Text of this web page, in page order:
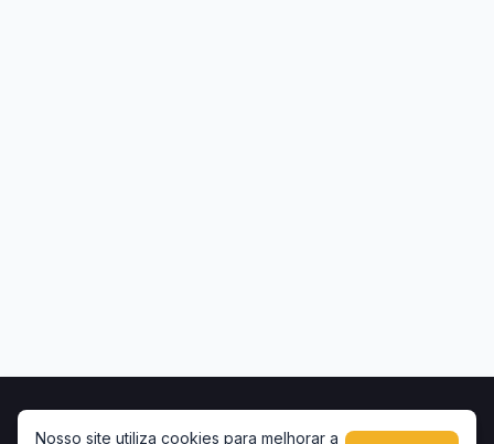
Nosso site utiliza cookies para melhorar a